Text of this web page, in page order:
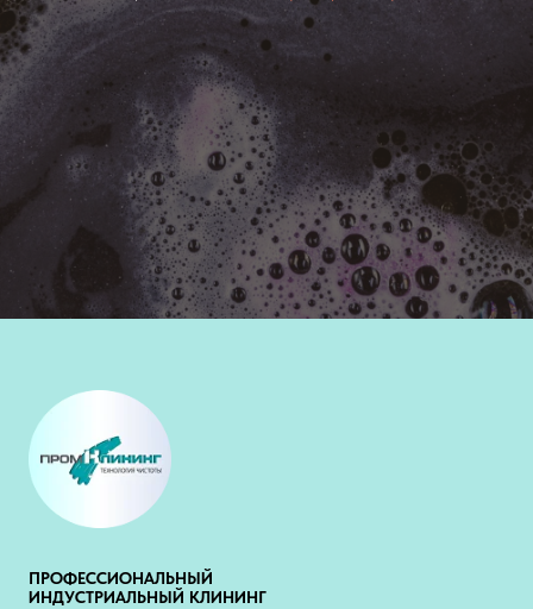
ПРОФЕССИОНАЛЬНЫЙ
ИНДУСТРИАЛЬНЫЙ КЛИНИНГ